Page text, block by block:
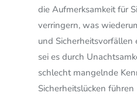
die Aufmerksamkeit für
verringern, was
und Sicherheitsvorfällen
sei es durch
schlecht mangelnde
Sicherheitslücken führen